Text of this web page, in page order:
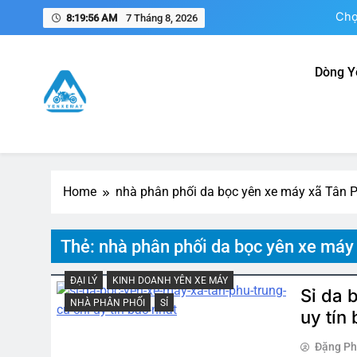
8:19:56 AM 7 Tháng 8, 2026
Nam
Dòng
Home nhà phân phối da bọc yên xe máy xã Tân
Thẻ: nhà phân phối da bọc yên xe
ĐẠI LÝ
KINH DOANH YÊN XE MÁY
NHÀ PHÂN PHỐI
SỈ
Sỉ da
uy tín
Đặng